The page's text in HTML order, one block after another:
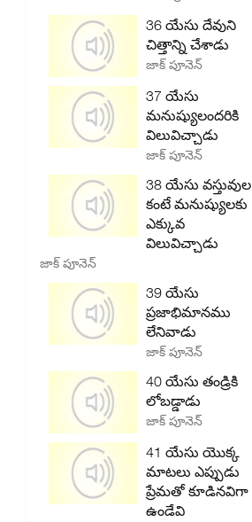
36 యేసు దేవుని
చిత్తాన్ని చేశాడు
జాక్ పూనెన్
37 యేసు
మనుష్యులందరికి
విలువిచ్చాడు
జాక్ పూనెన్
38 యేసు వస్తువుల
కంటే మనుష్యులకు
ఎక్కువ
విలువిచ్చాడు
జాక్ పూనెన్
39 యేసు
ప్రజాభిమానము
లేనివాడు
జాక్ పూనెన్
40 యేసు తండ్రికి
లోబడ్డాడు
జాక్ పూనెన్
41 యేసు యొక్క
మాటలు ఎప్పుడు
ప్రేమతో కూడినవిగా
ఉండేవి